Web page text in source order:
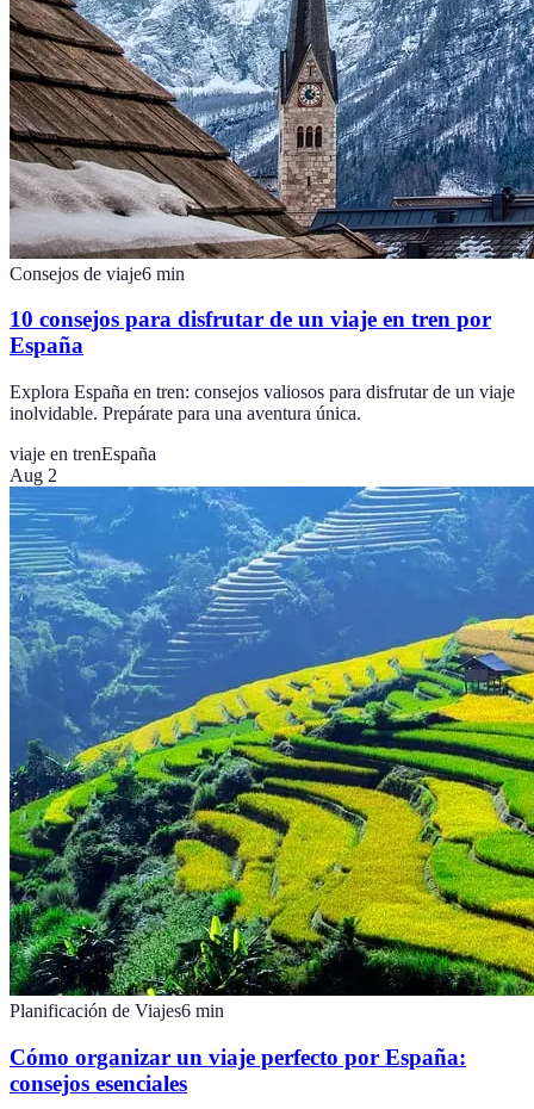
Consejos de viaje6 min
10 consejos para disfrutar de un viaje en tren por
España
Explora España en tren: consejos valiosos para disfrutar de un viaje
inolvidable. Prepárate para una aventura única.
viaje en trenEspaña
Aug 2
Planificación de Viajes6 min
Cómo organizar un viaje perfecto por España:
consejos esenciales